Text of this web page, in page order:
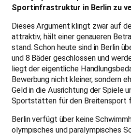
Sportinfrastruktur in Berlin zu
Dieses Argument klingt zwar auf
attraktiv, hält einer genaueren
stand. Schon heute sind in Berlin
und 8 Bäder geschlossen und
liegt der eigentliche
Bewerbung nicht kleiner, sondern
Geld in die Ausrichtung der Spiele
Sportstätten für den Breitensport
Berlin verfügt über keine
olympisches und paralympisches